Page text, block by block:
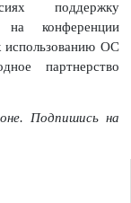
поддержку
конференции
использованию ОС
партнерство
Подпишись на